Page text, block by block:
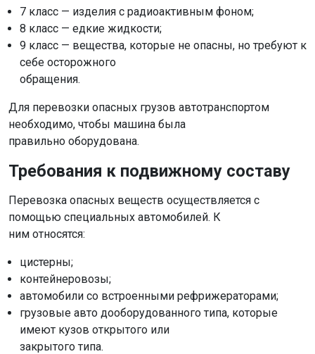
7 класс — изделия с радиоактивным фоном;
8 класс — едкие жидкости;
9 класс — вещества, которые не опасны, но требуют к
себе осторожного
обращения.
Для перевозки опасных грузов автотранспортом
необходимо, чтобы машина была
правильно оборудована.
Требования к подвижному составу
Перевозка опасных веществ осуществляется с
помощью специальных автомобилей. К
ним относятся:
цистерны;
контейнеровозы;
автомобили со встроенными рефрижераторами;
грузовые авто дооборудованного типа, которые
имеют кузов открытого или
закрытого типа.